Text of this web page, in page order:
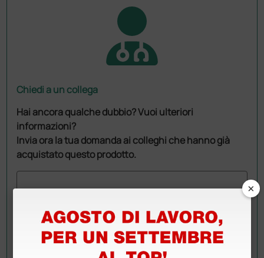
Chiedi a un collega
Hai ancora qualche dubbio? Vuoi ulteriori
informazioni?
Invia ora la tua domanda ai colleghi che hanno già
acquistato questo prodotto.
×